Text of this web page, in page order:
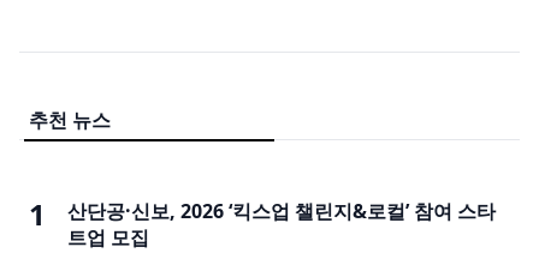
추천 뉴스
1
산단공·신보, 2026 ‘킥스업 챌린지&로컬’ 참여 스타
트업 모집